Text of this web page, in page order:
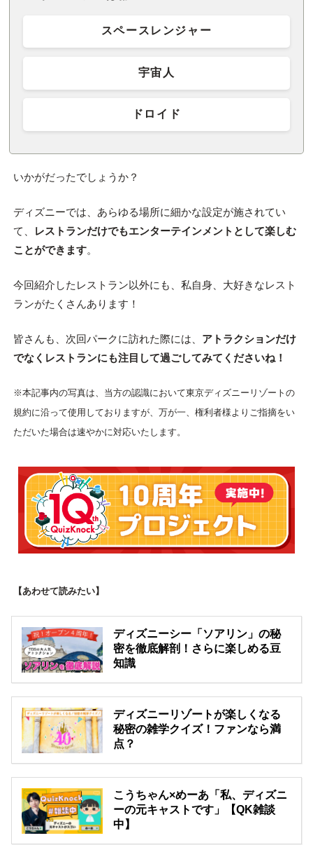
スペースレンジャー
宇宙人
ドロイド
いかがだったでしょうか？
ディズニーでは、あらゆる場所に細かな設定が施されてい
て、
レストランだけでもエンターテインメントとして楽しむ
ことができます。
今回紹介したレストラン以外にも、私自身、大好きなレスト
ランがたくさんあります！
皆さんも、次回パークに訪れた際には、 アトラクションだけ
でなくレストランにも注目して過ごしてみてくださいね！
※本記事内の写真は、当方の認識において東京ディズニーリゾートの
規約に沿って使用しておりますが、万が一、権利者様よりご指摘をい
ただいた場合は速やかに対応いたします。
【あわせて読みたい】
ディズニーシー「ソアリン」の秘
密を徹底解剖！さらに楽しめる豆
知識
ディズニーリゾートが楽しくなる
秘密の雑学クイズ！ファンなら満
点？
こうちゃん×めーあ「私、ディズニ
ーの元キャストです」【QK雑談
中】